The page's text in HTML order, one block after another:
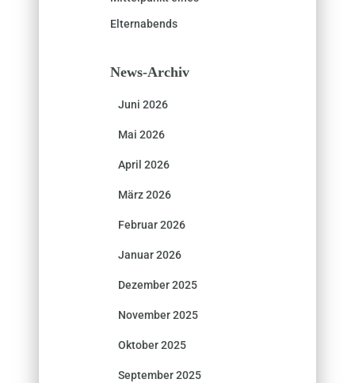
Elternabends
News-Archiv
Juni 2026
Mai 2026
April 2026
März 2026
Februar 2026
Januar 2026
Dezember 2025
November 2025
Oktober 2025
September 2025